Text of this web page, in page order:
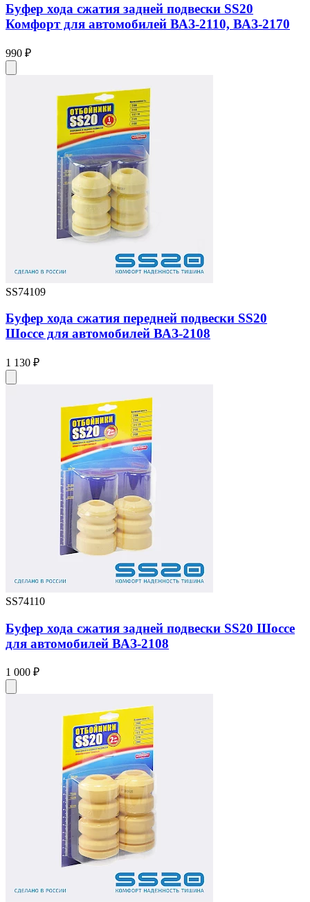
Буфер хода сжатия задней подвески SS20
Комфорт для автомобилей ВАЗ-2110, ВАЗ-2170
990 ₽
SS74109
Буфер хода сжатия передней подвески SS20
Шоссе для автомобилей ВАЗ-2108
1 130 ₽
SS74110
Буфер хода сжатия задней подвески SS20 Шоссе
для автомобилей ВАЗ-2108
1 000 ₽